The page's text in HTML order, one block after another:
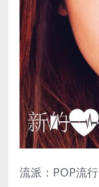
流派：POP流行